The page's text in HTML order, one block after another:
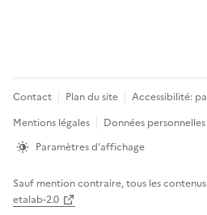
Pied
de
page
Contact Plan du site
Accessibilité:
Mentions légales
Données personnelles
Paramètres d'affichage
Sauf mention contraire, tous les
etalab-2.0